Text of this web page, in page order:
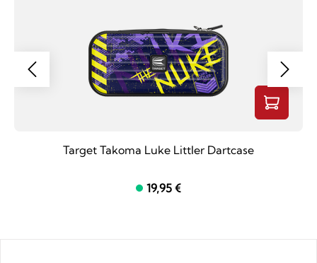
Target Takoma Luke Littler Dartcase
19,95 €